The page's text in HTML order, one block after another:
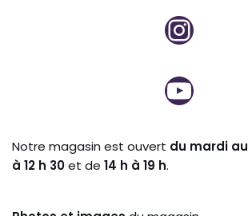
Notre magasin est ouvert du mardi
à 12 h 30et de 14 h à 19 h.